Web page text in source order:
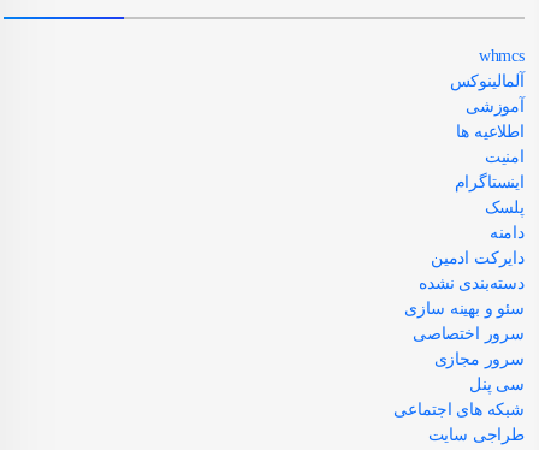
whmcs
آلمالینوکس
آموزشی
اطلاعیه ها
امنیت
اینستاگرام
پلسک
دامنه
دایرکت ادمین
دسته‌بندی نشده
سئو و بهینه سازی
سرور اختصاصی
سرور مجازی
سی پنل
شبکه های اجتماعی
طراجی سایت